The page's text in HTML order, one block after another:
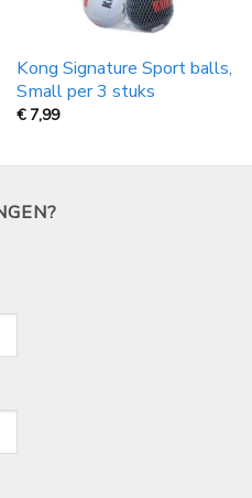
Kong Signature Sport balls,
Small per 3 stuks
€ 7,99